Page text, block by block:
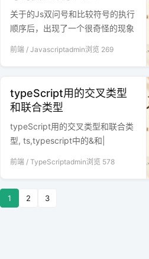
关于的Js双问号和比较符号的执行
顺序后，出现了一个很奇怪的现象
前端 / Javascriptadmin浏览 269
typeScript用的交叉类型
和联合类型
typeScript用的交叉类型和联合类
型, ts,typescript中的&和|
前端 / TypeScriptadmin浏览 578
1 2 3